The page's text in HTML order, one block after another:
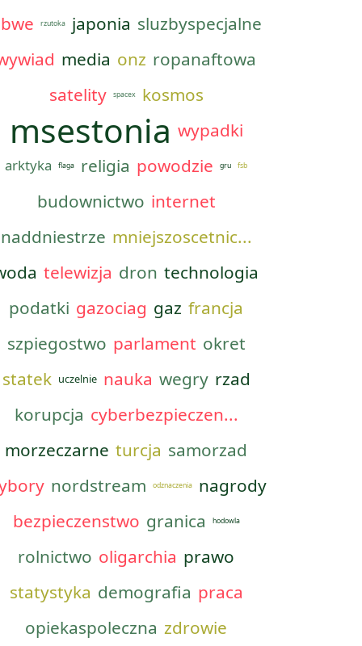
rzutoka japonia sluzbyspecjalne
media onz ropanaftowa
satelity
spacex kosmos
msestonia wypadki
arktyka flaga religia powodzie gru fsb
budownictwo internet
naddniestrze mniejszoscetnic...
telewizja dron technologia
podatki gazociag gaz francja
szpiegostwo parlament okret
statek uczelnie nauka wegry rzad
korupcja cyberbezpieczen...
morzeczarne turcja samorzad
nordstream odznaczenia
nagrody
bezpieczenstwo granica hodowla
rolnictwo oligarchia prawo
statystyka demografia praca
opiekaspoleczna zdrowie